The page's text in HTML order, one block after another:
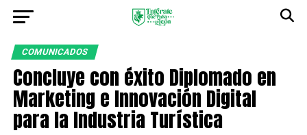
COMUNICADOS
Concluye con éxito Diplomado en
Marketing e Innovación Digital
para la Industria Turística